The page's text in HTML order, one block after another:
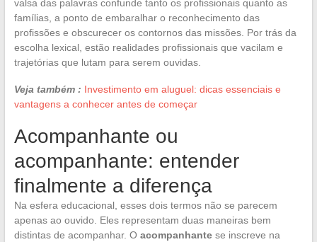
valsa das palavras confunde tanto os profissionais quanto as
famílias, a ponto de embaralhar o reconhecimento das
profissões e obscurecer os contornos das missões. Por trás da
escolha lexical, estão realidades profissionais que vacilam e
trajetórias que lutam para serem ouvidas.
Veja também : Investimento em aluguel: dicas essenciais e
vantagens a conhecer antes de começar
Acompanhante ou
acompanhante: entender
finalmente a diferença
Na esfera educacional, esses dois termos não se parecem
apenas ao ouvido. Eles representam duas maneiras bem
distintas de acompanhar. O acompanhantese inscreve na